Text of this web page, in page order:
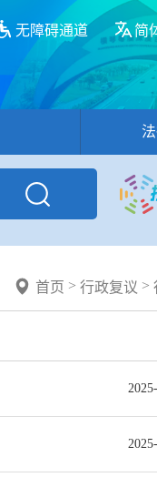
无障碍通道 简
首页 > 行政复议 >